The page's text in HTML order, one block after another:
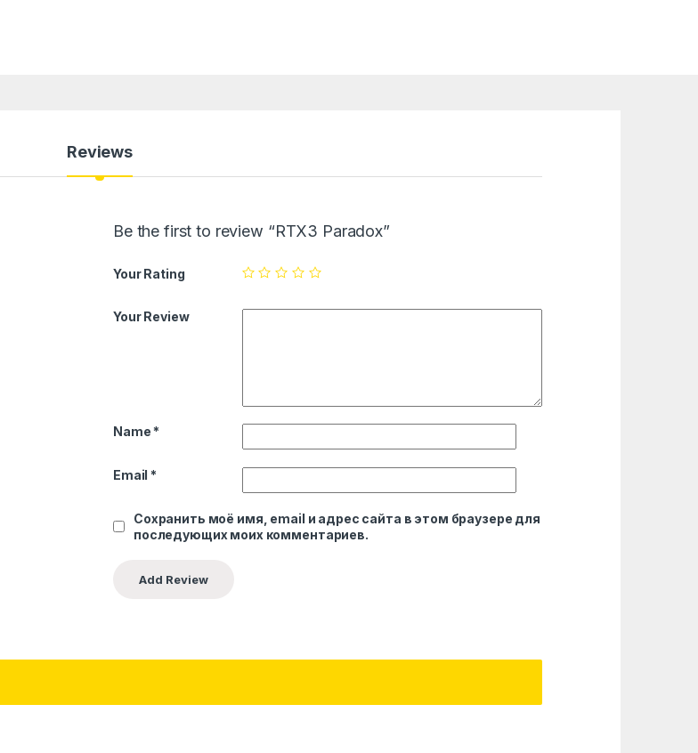
Reviews
Be the first to review “RTX3 Paradox”
Your Rating
Your Review
Name *
Email *
Сохранить моё имя, email и адрес сайта в этом браузере для
последующих моих комментариев.